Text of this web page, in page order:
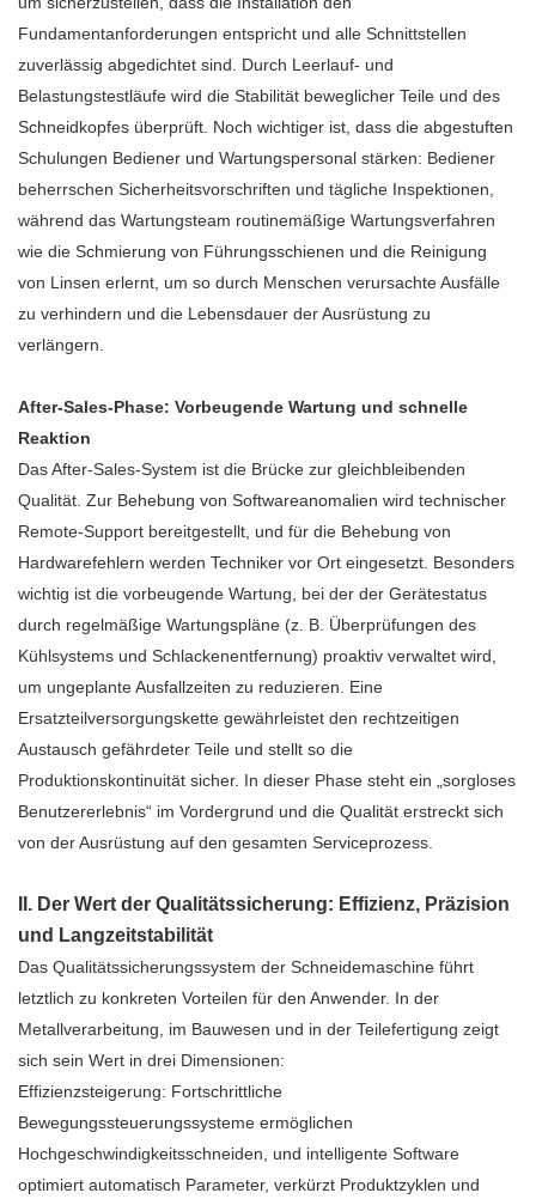
Fundamentanforderungen entspricht und alle Schnittstellen
zuverlässig abgedichtet sind. Durch Leerlauf- und
Belastungstestläufe wird die Stabilität beweglicher Teile und des
Schneidkopfes überprüft. Noch wichtiger ist, dass die abgestuften
Schulungen Bediener und Wartungspersonal stärken: Bediener
beherrschen Sicherheitsvorschriften und tägliche Inspektionen,
während das Wartungsteam routinemäßige Wartungsverfahren
wie die Schmierung von Führungsschienen und die Reinigung
von Linsen erlernt, um so durch Menschen verursachte Ausfälle
zu verhindern und die Lebensdauer der Ausrüstung zu
verlängern.
After-Sales-Phase: Vorbeugende Wartung und schnelle
Reaktion
Das After-Sales-System ist die Brücke zur gleichbleibenden
Qualität. Zur Behebung von Softwareanomalien wird technischer
Remote-Support bereitgestellt, und für die Behebung von
Hardwarefehlern werden Techniker vor Ort eingesetzt. Besonders
wichtig ist die vorbeugende Wartung, bei der der Gerätestatus
durch regelmäßige Wartungspläne (z. B. Überprüfungen des
Kühlsystems und Schlackenentfernung) proaktiv verwaltet wird,
um ungeplante Ausfallzeiten zu reduzieren. Eine
Ersatzteilversorgungskette gewährleistet den rechtzeitigen
Austausch gefährdeter Teile und stellt so die
Produktionskontinuität sicher. In dieser Phase steht ein „sorgloses
Benutzererlebnis“ im Vordergrund und die Qualität erstreckt sich
von der Ausrüstung auf den gesamten Serviceprozess.
II. Der Wert der Qualitätssicherung: Effizienz, Präzision
und Langzeitstabilität
Das Qualitätssicherungssystem der Schneidemaschine führt
letztlich zu konkreten Vorteilen für den Anwender. In der
Metallverarbeitung, im Bauwesen und in der Teilefertigung zeigt
sich sein Wert in drei Dimensionen:
Effizienzsteigerung: Fortschrittliche
Bewegungssteuerungssysteme ermöglichen
Hochgeschwindigkeitsschneiden, und intelligente Software
optimiert automatisch Parameter, verkürzt Produktzyklen und